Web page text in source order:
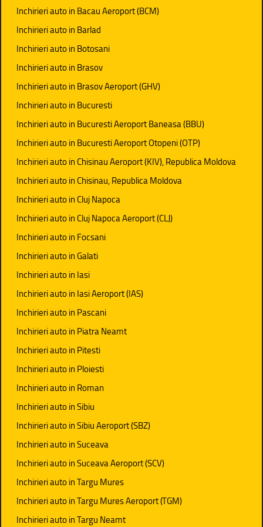
Inchirieri auto in Bacau Aeroport (BCM)
Inchirieri auto in Barlad
Inchirieri auto in Botosani
Inchirieri auto in Brasov
Inchirieri auto in Brasov Aeroport (GHV)
Inchirieri auto in Bucuresti
Inchirieri auto in Bucuresti Aeroport Baneasa (BBU)
Inchirieri auto in Bucuresti Aeroport Otopeni (OTP)
Inchirieri auto in Chisinau Aeroport (KIV), Republica Moldova
Inchirieri auto in Chisinau, Republica Moldova
Inchirieri auto in Cluj Napoca
Inchirieri auto in Cluj Napoca Aeroport (CLJ)
Inchirieri auto in Focsani
Inchirieri auto in Galati
Inchirieri auto in Iasi
Inchirieri auto in Iasi Aeroport (IAS)
Inchirieri auto in Pascani
Inchirieri auto in Piatra Neamt
Inchirieri auto in Pitesti
Inchirieri auto in Ploiesti
Inchirieri auto in Roman
Inchirieri auto in Sibiu
Inchirieri auto in Sibiu Aeroport (SBZ)
Inchirieri auto in Suceava
Inchirieri auto in Suceava Aeroport (SCV)
Inchirieri auto in Targu Mures
Inchirieri auto in Targu Mures Aeroport (TGM)
Inchirieri auto in Targu Neamt